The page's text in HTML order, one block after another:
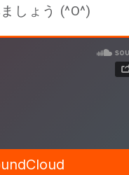
しょう (^O^)